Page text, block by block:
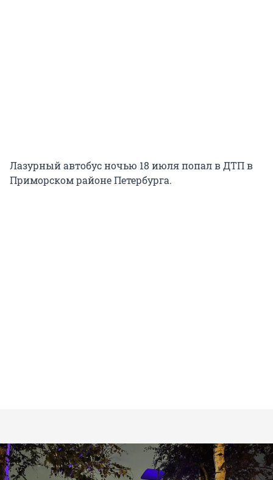
Лазурный автобус ночью 18 июля попал в ДТП в
Приморском районе Петербурга.